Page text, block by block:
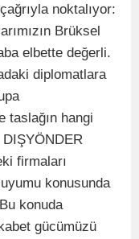
noktalıyor:
Brüksel
elbette değerli.
diplomatlara
taslağın hangi
firmaları
konusunda
konuda
gücümüzü